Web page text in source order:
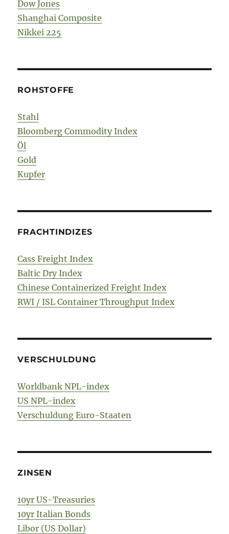
Dow Jones
Shanghai Composite
Nikkei 225
ROHSTOFFE
Stahl
Bloomberg Commodity Index
Öl
Gold
Kupfer
FRACHTINDIZES
Cass Freight Index
Baltic Dry Index
Chinese Containerized Freight Index
RWI / ISL Container Throughput Index
VERSCHULDUNG
Worldbank NPL-index
US NPL-index
Verschuldung Euro-Staaten
ZINSEN
10yr US-Treasuries
10yr Italian Bonds
Libor (US Dollar)